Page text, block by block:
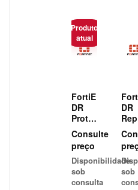
Produto
atual
FortiE
DR
Prote
ct &
Resp
ond
(500
seats
MOQ)
Consulte
preço
Disponibilidade
sob
consulta
DR
sitory
ge
DR
sob